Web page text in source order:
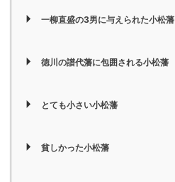
一柳直盛の3男に与えられた小松藩
徳川の譜代藩に包囲される小松藩
とても小さい小松藩
貧しかった小松藩